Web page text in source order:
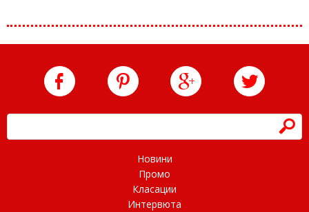
h
Новини
Промо
Класации
Интервюта